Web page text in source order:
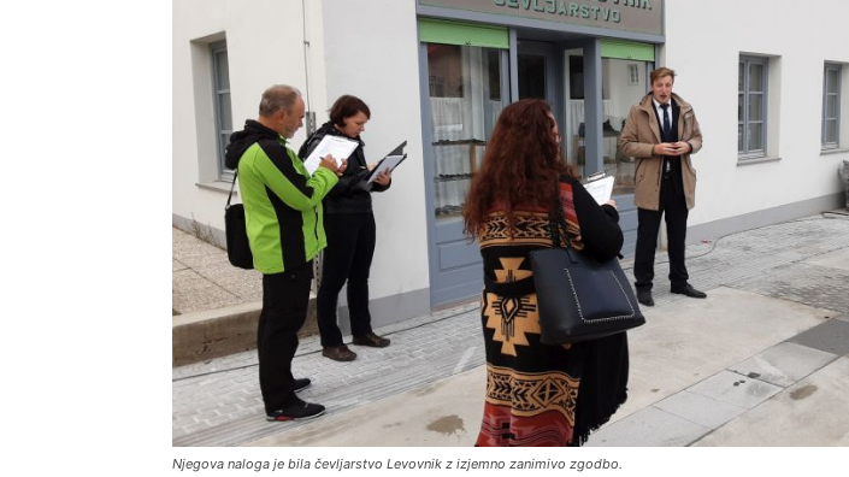
Njegova naloga je bila čevljarstvo Levovnik z izjemno zanimivo zgodbo.